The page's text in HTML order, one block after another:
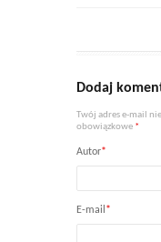
Dodaj
Twój adres e-mail
obowiązkowe *
Autor*
E-mail *